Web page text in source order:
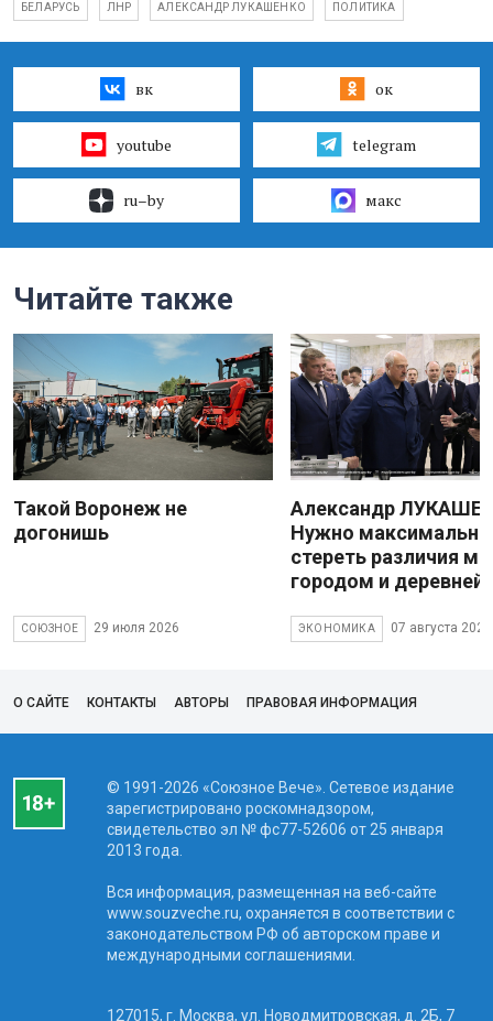
БЕЛАРУСЬ ЛНР АЛЕКСАНДР ЛУКАШЕНКО ПОЛИТИКА
вк ок
youtube telegram
ru–by макс
Читайте также
Такой Воронеж не
догонишь
СОЮЗНОЕ 29 июля 2026
Александр
Нужно максимально
стереть различия
городом и деревней
ЭКОНОМИКА 07 августа 2026
О САЙТЕ КОНТАКТЫ АВТОРЫ ПРАВОВАЯ ИНФОРМАЦИЯ
© 1991-2026 «Союзное Вече». Сетевое издание
зарегистрировано роскомнадзором,
свидетельство эл № фc77-52606 от 25 января
2013 года.
Вся информация, размещенная на веб-сайте
www.souzveche.ru, охраняется в соответствии с
законодательством РФ об авторском праве и
международными соглашениями.
127015, г. Москва, ул. Новодмитровская, д. 2Б, 7